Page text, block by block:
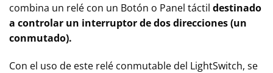
combina un relé con un Botón o Panel táctil destinado
a controlar un interruptor de dos direcciones (un
conmutado).
Con el uso de este relé conmutable del LightSwitch, se